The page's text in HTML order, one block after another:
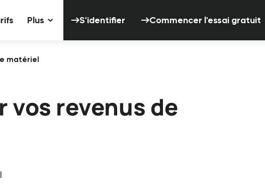
Plus S'identifier Commencer l'essai gratuit
matériel
vos revenus de